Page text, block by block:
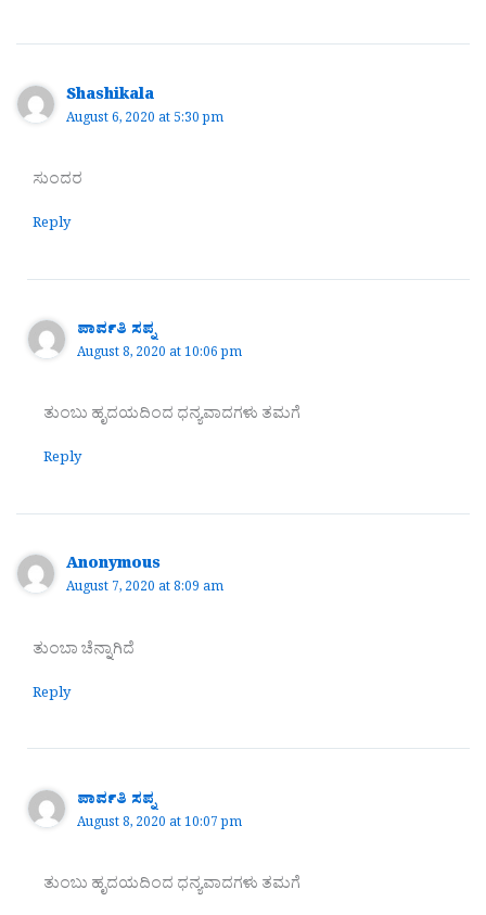
Shashikala
August 6, 2020 at 5:30 pm
ಸುಂದರ
Reply
ಪಾರ್ವತಿ ಸಪ್ನ
August 8, 2020 at 10:06 pm
ತುಂಬು ಹೃದಯದಿಂದ ಧನ್ಯವಾದಗಳು ತಮಗೆ
Reply
Anonymous
August 7, 2020 at 8:09 am
ತುಂಬಾ ಚೆನ್ನಾಗಿದೆ
Reply
ಪಾರ್ವತಿ ಸಪ್ನ
August 8, 2020 at 10:07 pm
ತುಂಬು ಹೃದಯದಿಂದ ಧನ್ಯವಾದಗಳು ತಮಗೆ